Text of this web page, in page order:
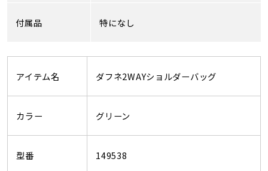
付属品 特になし
アイテム名 ダフネ2WAYショルダーバッグ
カラー グリーン
型番 149538